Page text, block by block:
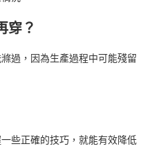
穿？
過，因為生產過程中可能殘留
些正確的技巧，就能有效降低